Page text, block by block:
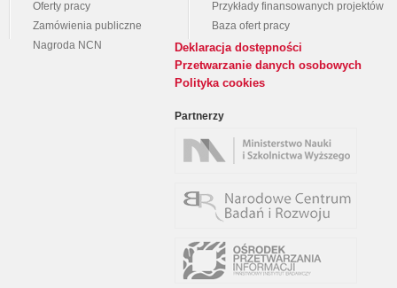
Oferty pracy
Zamówienia publiczne
Nagroda NCN
Przykłady finansowanych projektów
Baza ofert pracy
Deklaracja dostępności
Przetwarzanie danych osobowych
Polityka cookies
Partnerzy